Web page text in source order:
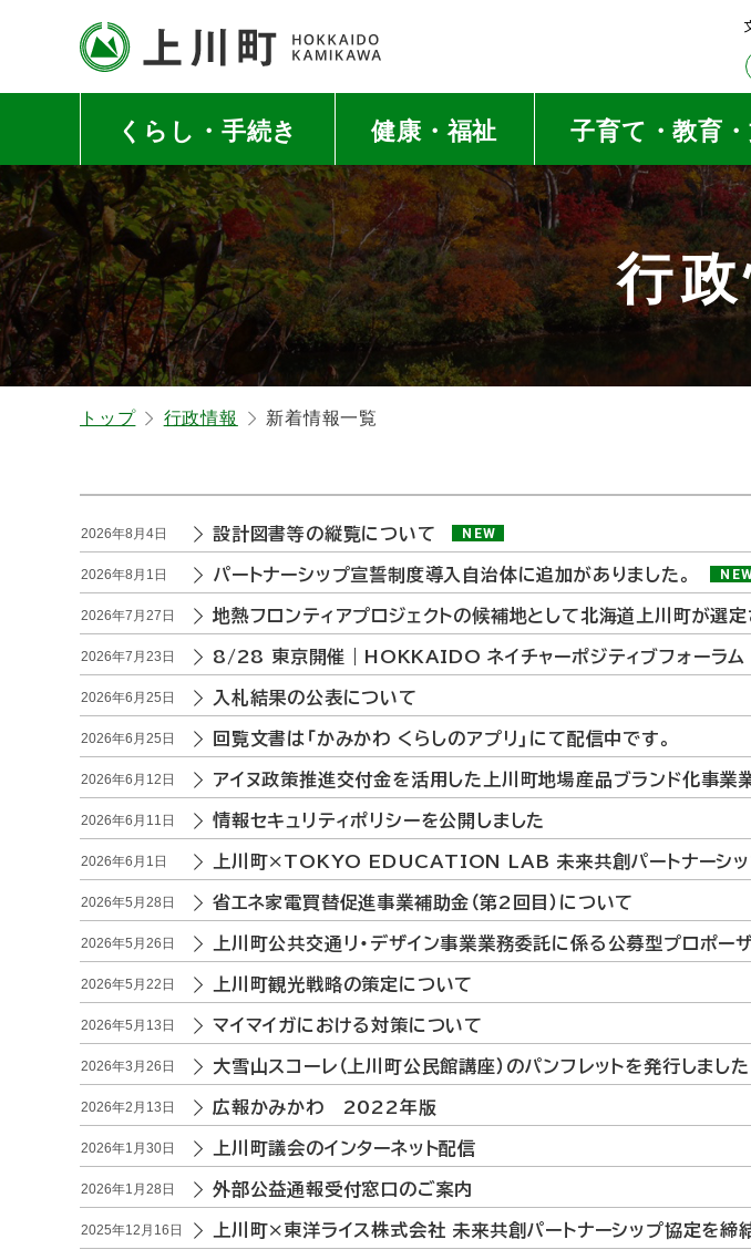
ュ
ー
へ
くらし・手続き 健康・福祉 子育て・教育
行
トップ 行政情報 新着情報一覧
新
着
情
報
一
覧
2026年8月4日 設計図書等の縦覧について NEW
2026年8月1日 パートナーシップ宣誓制度導入自治体に追加がありました。
2026年7月27日 地熱フロンティアプロジェクトの候補地として北海道上川町が選定
2026年7月23日 8/28 東京開催｜HOKKAIDO ネイチャーポジティブフォーラム
2026年6月25日 入札結果の公表について
2026年6月25日 回覧文書は「かみかわ くらしのアプリ」にて配信中です。
2026年6月12日 アイヌ政策推進交付金を活用した上川町地場産品ブランド化事
2026年6月11日 情報セキュリティポリシーを公開しました
2026年6月1日 上川町×TOKYO EDUCATION LAB 未来共創パートナーシッ
2026年5月28日 省エネ家電買替促進事業補助金（第2回目）について
2026年5月26日 上川町公共交通リ・デザイン事業業務委託に係る公募型プロポー
2026年5月22日 上川町観光戦略の策定について
2026年5月13日 マイマイガにおける対策について
2026年3月26日 大雪山スコーレ（上川町公民館講座）のパンフレットを発行しました
2026年2月13日 広報かみかわ 2022年版
2026年1月30日 上川町議会のインターネット配信
2026年1月28日 外部公益通報受付窓口のご案内
2025年12月16日 上川町×東洋ライス株式会社 未来共創パートナーシップ協定を締
メ
ニ
ュ
ー
へ
戻
る
ペ